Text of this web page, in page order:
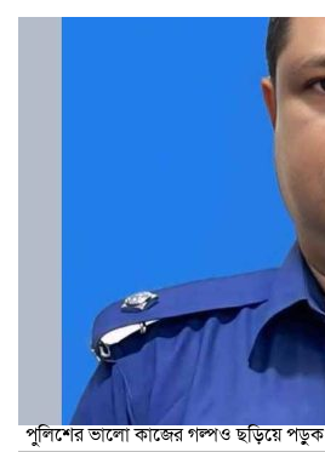
পুলিশের ভালো কাজের গল্পও ছড়িয়ে পড়ুক